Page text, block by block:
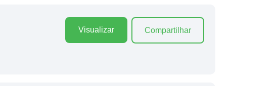
Visualizar Compartilhar